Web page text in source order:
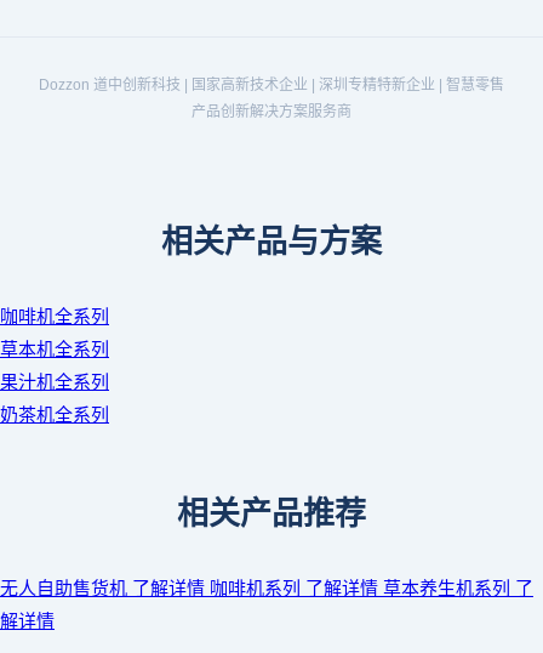
Dozzon 道中创新科技 | 国家高新技术企业 | 深圳专精特新企业 | 智慧零售
产品创新解决方案服务商
相关产品与方案
咖啡机全系列
草本机全系列
果汁机全系列
奶茶机全系列
相关产品推荐
无人自助售货机 了解详情 咖啡机系列 了解详情 草本养生机系列 了
解详情